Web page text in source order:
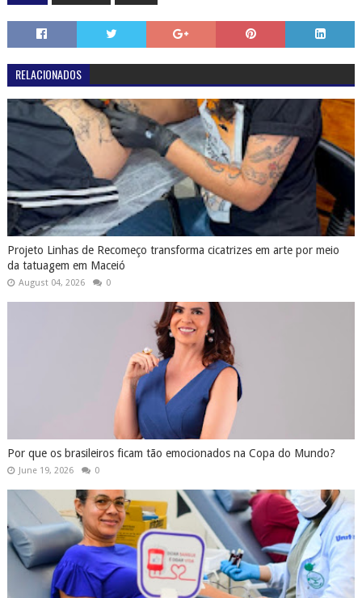
RELACIONADOS
Projeto Linhas de Recomeço transforma cicatrizes em arte por meio
da tatuagem em Maceió
August 04, 2026 0
Por que os brasileiros ficam tão emocionados na Copa do Mundo?
June 19, 2026 0